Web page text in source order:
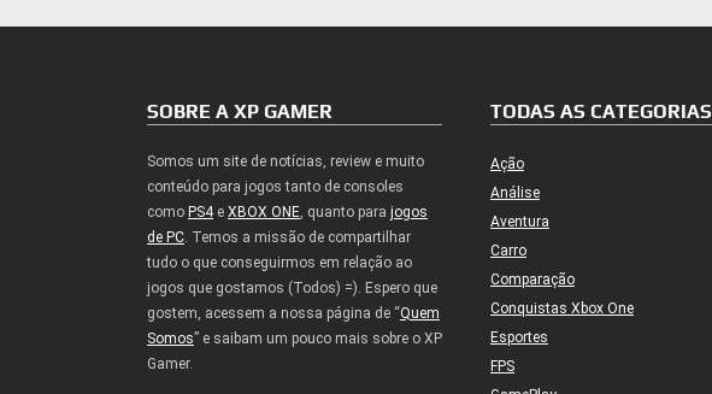
SOBRE A XP GAMER
Somos um site de notícias, review e muito
conteúdo para jogos tanto de consoles
como PS4e XBOX ONE, quanto para jogos
de PC. Temos a missão de compartilhar
tudo o que conseguirmos em relação ao
jogos que gostamos (Todos) =). Espero que
gostem, acessem a nossa página de “Quem
Somos” e saibam um pouco mais sobre o XP
Gamer.
TODAS AS CATEGORIAS
Ação
Análise
Aventura
Carro
Comparação
Conquistas Xbox One
Esportes
FPS